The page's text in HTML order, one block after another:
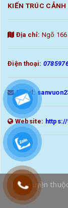
KIẾN TRÚC
Địa chỉ: Ngõ
Điện thoại:
Email:
Website:
Bản Quyền